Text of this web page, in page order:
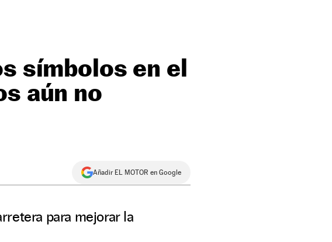
símbolos en el
aún no
Añadir EL MOTOR en Google
para mejorar la